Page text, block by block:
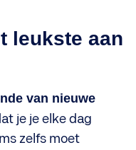
leukste aan
van nieuwe
je je elke dag
zelfs moet